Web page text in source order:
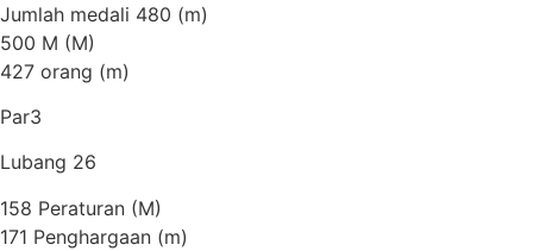
Jumlah medali 480 (m)
500 M (M)
427 orang (m)
Par3
Lubang 26
158 Peraturan (M)
171 Penghargaan (m)